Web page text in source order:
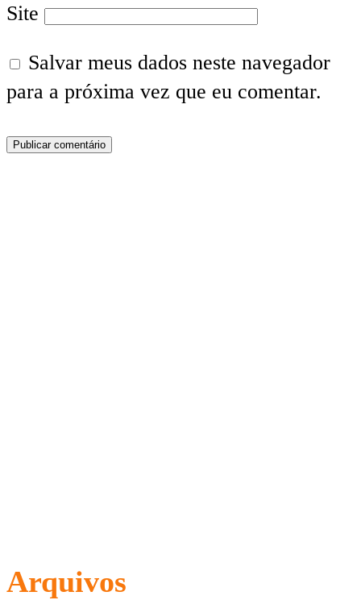
Site
Salvar meus dados neste navegador
para a próxima vez que eu comentar.
Arquivos